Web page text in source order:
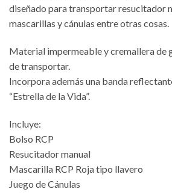
diseñado para transportar resucitador
mascarillas y cánulas entre otras cosas.
Material impermeable y cremallera de
de transportar.
Incorpora además una banda
“Estrella de la Vida”.
Incluye:
Bolso RCP
Resucitador manual
Mascarilla RCP Roja tipo llavero
Juego de Cánulas